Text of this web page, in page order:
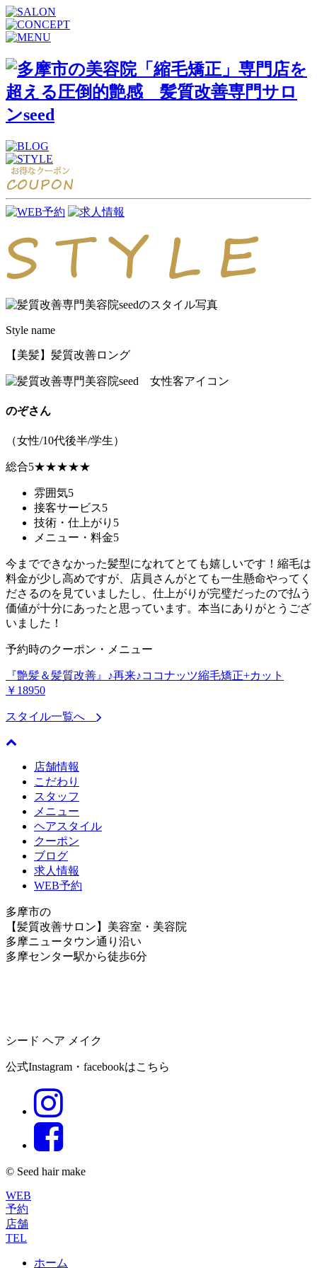
Style name
【美髪】髪質改善ロング
のぞさん
（女性/10代後半/学生）
総合5★★★★★
雰囲気5
接客サービス5
技術・仕上がり 5
メニュー・料金5
今までできなかった髪型になれてとても嬉しいです！縮毛は
料金が少し高めですが、店員さんがとても一生懸命やってく
ださるのを見ていましたし、仕上がりが完璧だったので払う
価値が十分にあったと思っています。本当にありがとうござ
いました！
予約時のクーポン・メニュー
『艶髪＆髪質改善』♪再来♪ココナッツ縮毛矯正+カット
￥18950
スタイル一覧へ
店舗情報
こだわり
スタッフ
メニュー
ヘアスタイル
クーポン
ブログ
求人情報
WEB予約
多摩市の
【髪質改善サロン】美容室・美容院
多摩ニュータウン通り沿い
多摩センター駅から徒歩6分
シード ヘア メイク
公式Instagram・facebookはこちら
© Seed hair make
WEB
予約
店舗
TEL
ホーム